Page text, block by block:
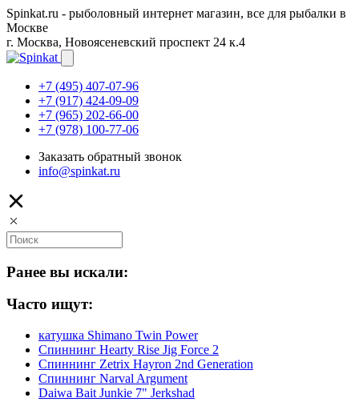
Spinkat.ru - рыболовный интернет магазин, все для рыбалки в
Москве
г. Москва, Новоясеневский проспект 24 к.4
+7 (495) 407-07-96
+7 (917) 424-09-09
+7 (965) 202-66-00
+7 (978) 100-77-06
Заказать обратный звонок
info@spinkat.ru
Ранее вы искали:
Часто ищут:
катушка Shimano Twin Power
Спиннинг Hearty Rise Jig Force 2
Спиннинг Zetrix Hayron 2nd Generation
Спиннинг Narval Argument
Daiwa Bait Junkie 7" Jerkshad